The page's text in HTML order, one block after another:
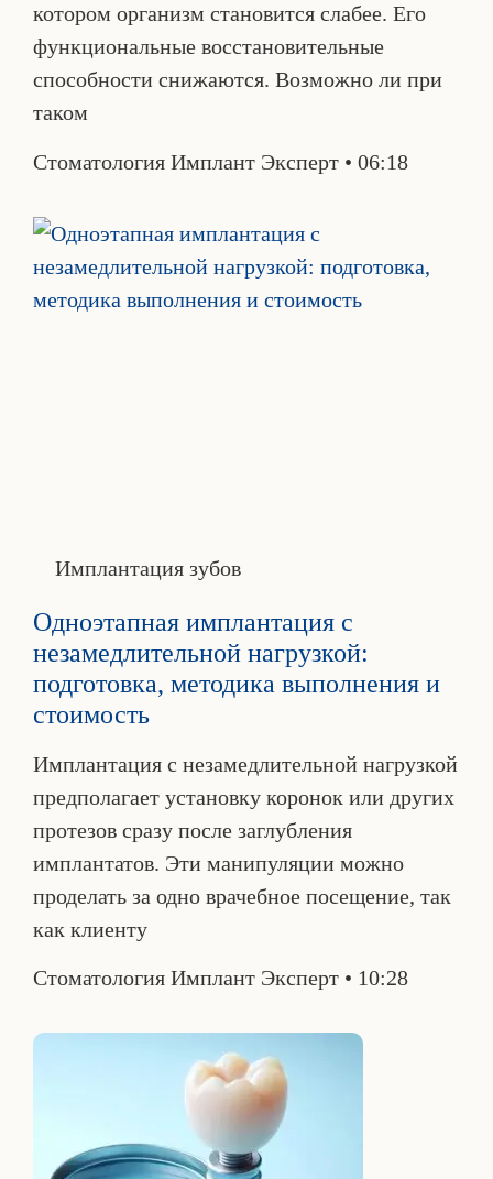
котором организм становится слабее. Его
функциональные восстановительные
способности снижаются. Возможно ли при
таком
Стоматология Имплант Эксперт 06:18
Имплантация зубов
Одноэтапная имплантация с
незамедлительной нагрузкой:
подготовка, методика выполнения и
стоимость
Имплантация с незамедлительной нагрузкой
предполагает установку коронок или других
протезов сразу после заглубления
имплантатов. Эти манипуляции можно
проделать за одно врачебное посещение, так
как клиенту
Стоматология Имплант Эксперт 10:28